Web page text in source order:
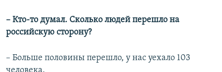
– Кто-то думал. Сколько людей перешло на
российскую сторону?
– Больше половины перешло, у нас уехало 103